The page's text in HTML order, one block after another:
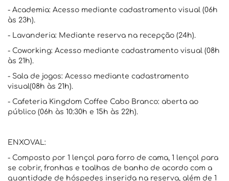
- Academia: Acesso mediante cadastramento visual (06h
às 23h).
- Lavanderia: Mediante reserva na recepção (24h).
- Coworking: Acesso mediante cadastramento visual (08h
às 21h).
- Sala de jogos: Acesso mediante cadastramento
visual(08h às 21h).
- Cafeteria Kingdom Coffee Cabo Branco: aberta ao
público (06h às 10:30h e 15h às 22h).
ENXOVAL:
- Composto por 1 lençol para forro de cama, 1 lençol para
se cobrir, fronhas e toalhas de banho de acordo com a
quantidade de hóspedes inserida na reserva, além de 1